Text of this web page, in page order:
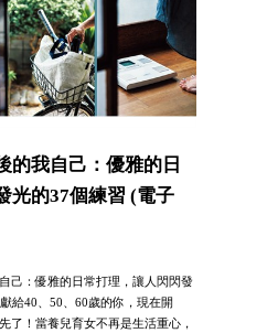
的我自己：優雅的日
光的37個練習 (電子
己：優雅的日常打理，讓人閃閃發
給40、50、60歲的你，現在開
了！當養兒育女不再是生活重心，